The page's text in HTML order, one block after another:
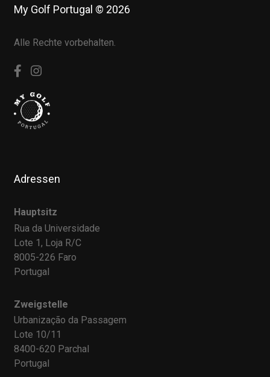
My Golf Portugal © 2026
Alle Rechte vorbehalten.
Adressen
Hauptsitz
Rua da Universidade
Lote 1, Loja R/C
8005-226 Faro
Portugal
Zweigstelle
Urbanização da Passagem
Lote 10/11
8400-620 Parchal
Portugal